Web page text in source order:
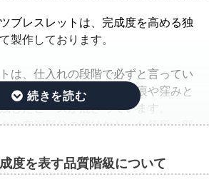
ブレスレットは、完成度を高める独
製作しております。
は、仕入れの段階で必ずと言ってい
ラつきが生じ、クラック痕や窪みと
したビーズが混ざっています。
や空洞部分の磨けなかった箇所、部
度を表す品質階級について